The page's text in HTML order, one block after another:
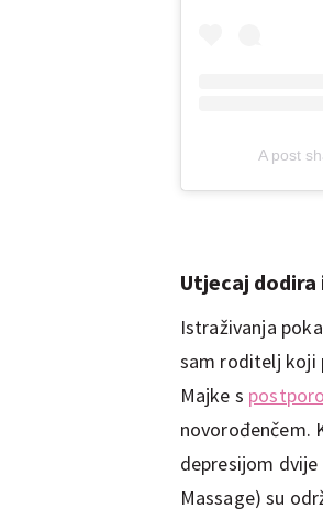
A post
Utjecaj dodira
Istraživanja
sam roditelj koji
Majke s
novorođenčem.
depresijom
Massage) su